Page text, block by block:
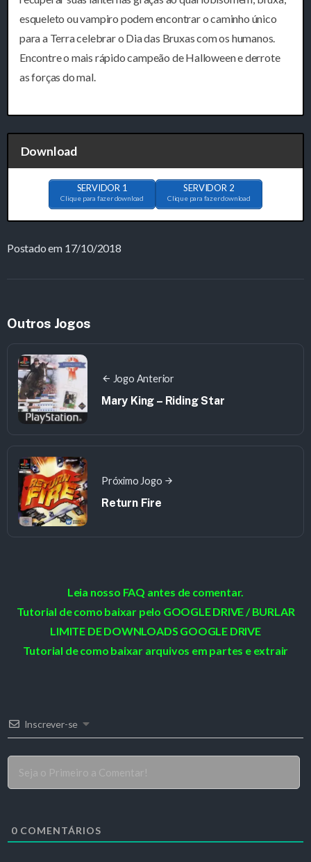
esqueleto ou vampiro podem encontrar o caminho único
para a Terra celebrar o Dia das Bruxas com os humanos.
Encontre o mais rápido campeão de Halloween e derrote
as forças do mal.
Download
SERVIDOR 1
Clique para fazer download
SERVIDOR 2
Clique para fazer download
Postado em 17/10/2018
Outros Jogos
Jogo Anterior
Mary King – Riding Star
Próximo Jogo
Return Fire
Leia nosso FAQ antes de comentar.
Tutorial de como baixar pelo GOOGLE DRIVE / BURLAR
LIMITE DE DOWNLOADS GOOGLE DRIVE
Tutorial de como baixar arquivos em partes e extrair
Inscrever-se
0 COMENTÁRIOS